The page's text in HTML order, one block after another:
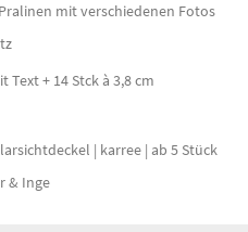
mit verschiedenen Fotos
+ 14 Stck à 3,8 cm
| karree | ab 5 Stück
& Inge